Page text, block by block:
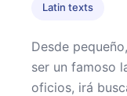
Latin texts
Desde
ser un famoso
oficios, irá